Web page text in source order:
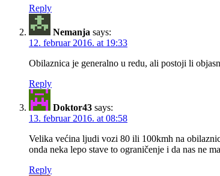
Reply
Nemanja says:
12. februar 2016. at 19:33
Obilaznica je generalno u redu, ali postoji li
Reply
Doktor43 says:
13. februar 2016. at 08:58
Velika većina ljudi vozi 80 ili 100kmh na
onda neka lepo stave to ograničenje i da nas ne
Reply